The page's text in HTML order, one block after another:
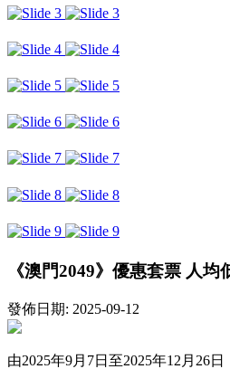
《澳門2049》優惠套票 人均
發佈日期: 2025-09-12
由2025年9月7日至2025年12月26